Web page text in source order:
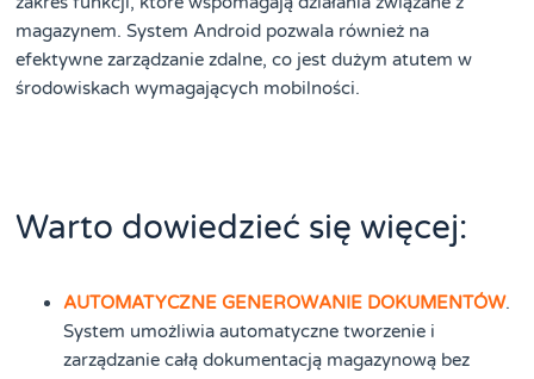
magazynem. System Android pozwala również na
efektywne zarządzanie zdalne, co jest dużym atutem w
środowiskach wymagających mobilności.
Warto dowiedzieć się więcej:
AUTOMATYCZNE GENEROWANIE DOKUMENTÓW.
System umożliwia automatyczne tworzenie i
zarządzanie całą dokumentacją magazynową bez